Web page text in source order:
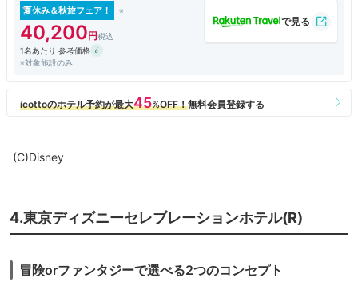
ホテル。早めに予約してよかったと思いました。
夏休み＆秋旅フェア！
40,200
1名あたり 参考価格
※対象施設のみ
(C)Disney
4.東京ディズニーセレブレーションホテル(R)
冒険orファンタジーで選べる2つのコンセプト